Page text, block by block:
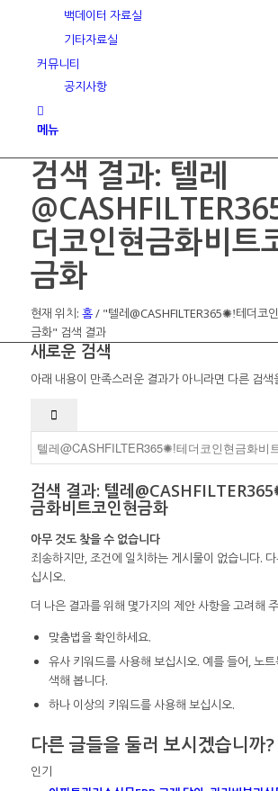
백데이터 자료실
기타자료실
커뮤니티
공지사항
메뉴
검색 결과: 텔레
더코인현금화비트
금화
현재 위치: 홈/ "텔레@CASHFILTER365✺ǃ테더코
금화" 검색 결과
새로운 검색
아래 내용이 만족스러운 결과가 아니라면 다른 검색
검색 결과: 텔레
금화비트코인현금화
아무 것도 찾을 수 없습니다
죄송하지만, 조건에 일치하는 게시물이 없습니다.
십시오.
더 나은 결과를 위해 몇가지의 제안 사항을 고려해
맞춤법을 확인하세요.
유사 키워드를 사용해 보십시오. 예를 들어, 노
색해 봅니다.
하나 이상의 키워드를 사용해 보십시오.
다른 글들을 둘러 보시겠습니까?
인기